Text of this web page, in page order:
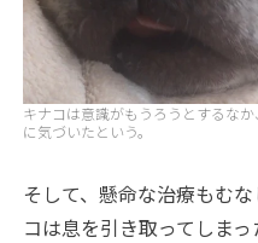
キナコは意識がもうろうとするな
に気づいたという。
そして、懸命な治療もむ
コは息を引き取ってしまっ